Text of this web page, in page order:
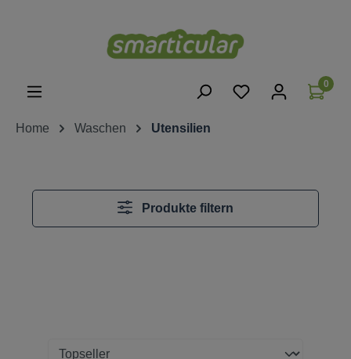
0
Home Waschen Utensilien
Produkte filtern